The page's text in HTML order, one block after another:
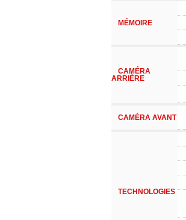
MÉMOIRE
CAMÉRA
ARRIÈRE
CAMÉRA AVANT
TECHNOLOGIES